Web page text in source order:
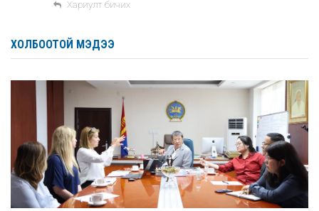
Хариулт бичих
ХОЛБООТОЙ МЭДЭЭ